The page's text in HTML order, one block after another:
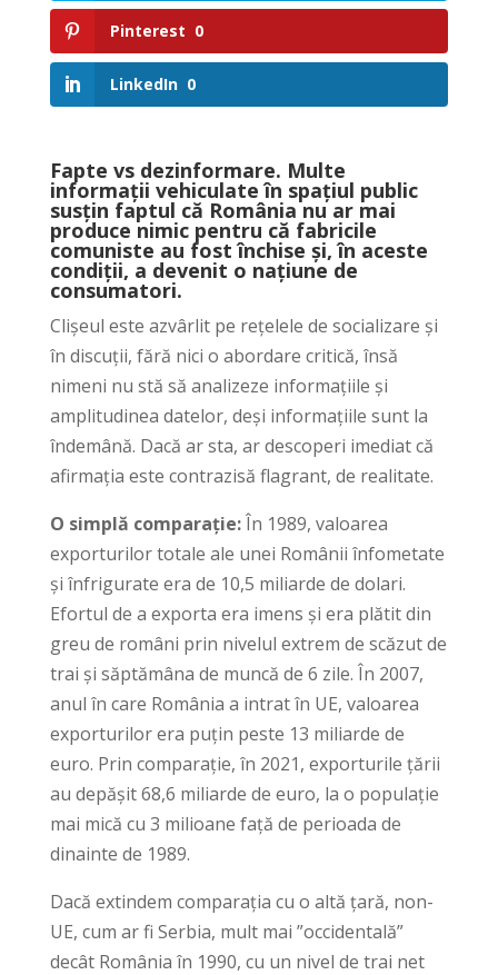
Pinterest 0
LinkedIn 0
Fapte vs dezinformare. Multe
informații vehiculate în spațiul public
susțin faptul că România nu ar mai
produce nimic pentru că fabricile
comuniste au fost închise și, în aceste
condiții, a devenit o națiune de
consumatori.
Clișeul este azvârlit pe rețelele de socializare și
în discuții, fără nici o abordare critică, însă
nimeni nu stă să analizeze informațiile și
amplitudinea datelor, deși informațiile sunt la
îndemână. Dacă ar sta, ar descoperi imediat că
afirmația este contrazisă flagrant, de realitate.
O simplă comparație:În 1989, valoarea
exporturilor totale ale unei Românii înfometate
și înfrigurate era de 10,5 miliarde de dolari.
Efortul de a exporta era imens și era plătit din
greu de români prin nivelul extrem de scăzut de
trai și săptămâna de muncă de 6 zile. În 2007,
anul în care România a intrat în UE, valoarea
exporturilor era puțin peste 13 miliarde de
euro. Prin comparație, în 2021, exporturile țării
au depășit 68,6 miliarde de euro, la o populație
mai mică cu 3 milioane față de perioada de
dinainte de 1989.
Dacă extindem comparația cu o altă țară, non-
UE, cum ar fi Serbia, mult mai ”occidentală”
decât România în 1990, cu un nivel de trai net